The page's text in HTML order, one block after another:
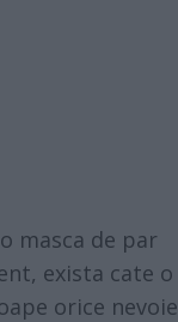
masca de par
exista cate o
orice nevoie